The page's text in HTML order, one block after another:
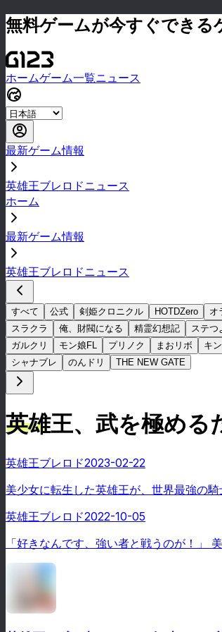
無料ゲームが今すぐできる
ホームゲーム一覧ニュース
最新ゲーム情報
英雄王ブレロドニュース
ホーム
最新ゲーム情報
英雄王ブレロドニュース
すべて 公式 剣姫クロニクル HOTDZero オ
スラクラ
俺、財閥になる 精霊幻想記 ステつ
ガルクリ
モン娘FL プリノク まおリボ キ
シャナブレ
のんドリ THE NEW GATE
英雄王、武を極め
英雄王ブレロド2023-02-22
美少女に転生した英雄王が、世界最強の
英雄王ブレロド2022-10-05
「好きなんです、強い者と戦うのが！」